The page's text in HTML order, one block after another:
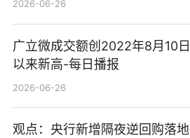
2026-06-26
广立微成交额创2022年8月10日
以来新高-每日播报
2026-06-26
观点：央行新增隔夜逆回购落地